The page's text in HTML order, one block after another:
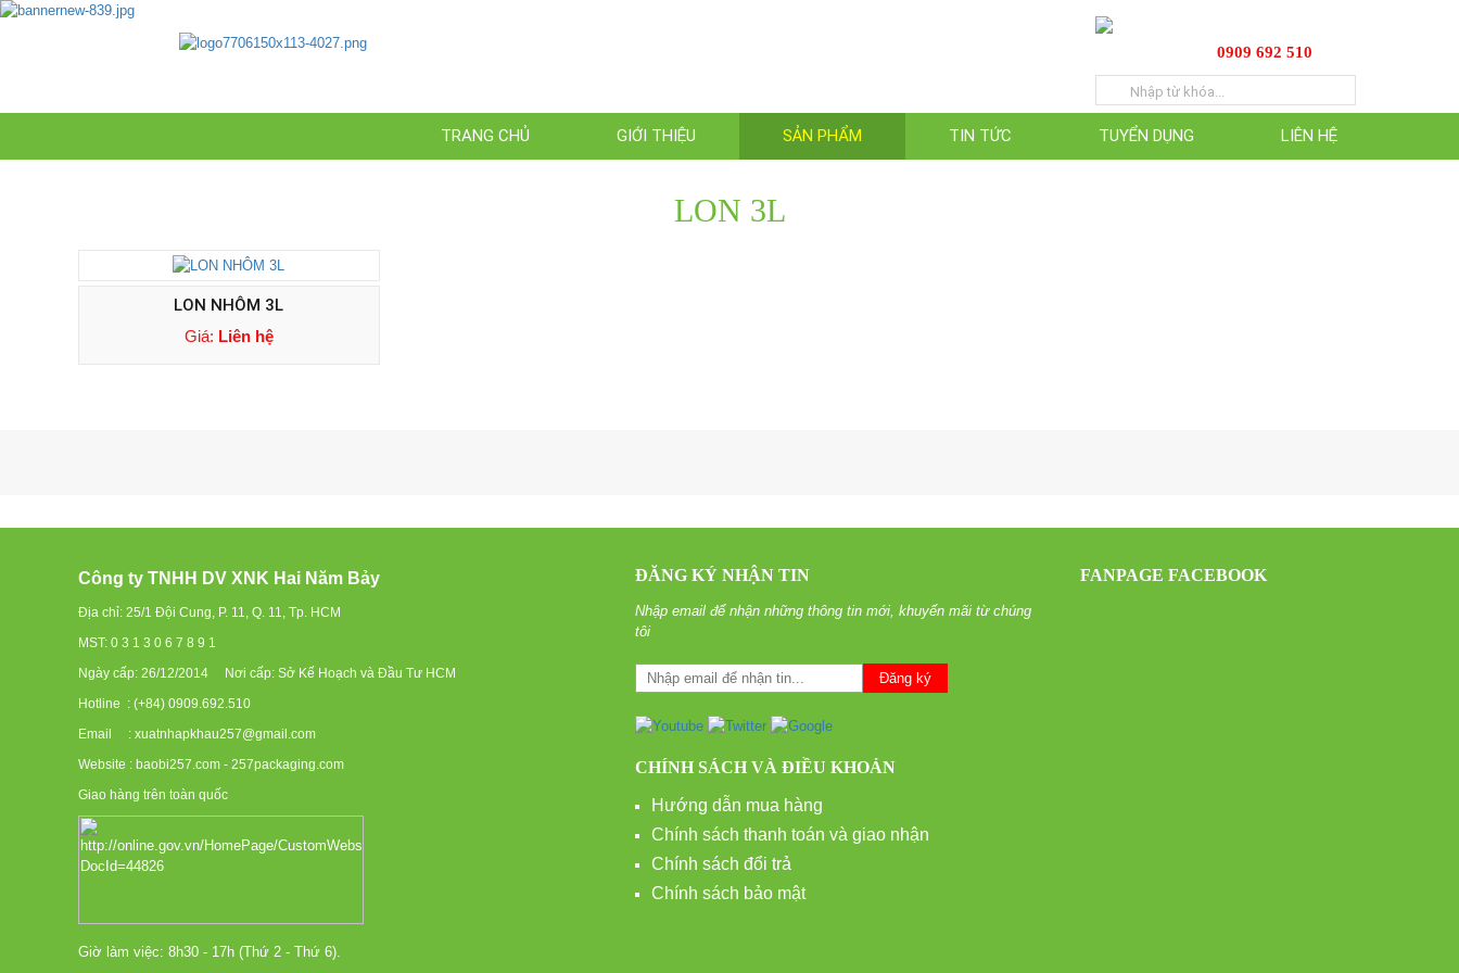
TRANG CHỦ GIỚI THIỆU SẢN PHẨM TIN TỨC TUYỂN DỤNG LIÊN HỆ
0909 692 510
LON 3L
LON NHÔM 3L
Giá: Liên hệ
Công ty TNHH DV XNK Hai Năm Bảy
Địa chỉ: 25/1 Đội Cung, P. 11, Q. 11, Tp. HCM
MST: 0 3 1 3 0 6 7 8 9 1
Ngày cấp: 26/12/2014 Nơi cấp: Sở Kế Hoạch và Đầu Tư HCM
Hotline : (+84) 0909.692.510
Email : xuatnhapkhau257@gmail.com
Website : baobi257.com - 257packaging.com
Giao hàng trên toàn quốc
Giờ làm việc: 8h30 - 17h (Thứ 2 - Thứ 6).
ĐĂNG KÝ NHẬN TIN
Nhập email để nhận những thông tin mới, khuyến mãi từ chúng
tôi
CHÍNH SÁCH VÀ ĐIỀU KHOẢN
Hướng dẫn mua hàng
Chính sách thanh toán và giao nhận
Chính sách đổi trả
Chính sách bảo mật
FANPAGE FACEBOOK